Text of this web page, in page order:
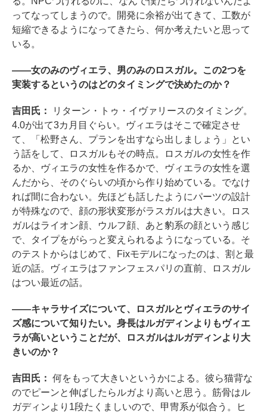
ってなってしまうので。開発に余裕が出てきて、工数が
短縮できるようになってきたら、何か考えたいと思って
いる。
――女のみのヴィエラ、男のみのロスガル。この2つを
実装するというのはどのタイミングで決めたのか？
吉田氏：
リターン・トゥ・イヴァリースのタイミング。
4.0が出て3カ月目ぐらい。ヴィエラはそこで確定させ
て、「松野さん、プランを出すなら出しましょう」とい
う話をして、ロスガルもその時点。ロスガルの女性を作
るか、ヴィエラの女性を作るかで、ヴィエラの女性を選
んだから、そのぐらいの頃から作り始めている。でなけ
れば間に合わない。先ほども話したようにパーツの設計
が特殊なので、顔の形状変形がラスガルは大きい。ロス
ガルはライオン顔、ウルフ顔、あと豹系の顔という感じ
で、タイプをがらっと変えられるようになっている。そ
のテストからはじめて、Fixモデルになったのは、割と最
近の話。ヴィエラはファンフェスパリの直前、ロスガル
はつい最近の話。
――キャラサイズについて、ロスガルとヴィエラのサイ
ズ感について知りたい。身長はルガディンよりもヴィエ
ラが高いということだが、ロスガルはルガディンより大
きいのか？
吉田氏： 何をもって大きいというかによる。彼ら猫背な
のでピーンと伸ばしたらルガより高いと思う。筋骨はル
ガディンより1段たくましいので、甲冑系が似合う。ヒ